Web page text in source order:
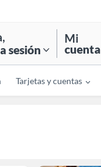
,
sesión
Mi
cuenta
Tarjetas y cuentas